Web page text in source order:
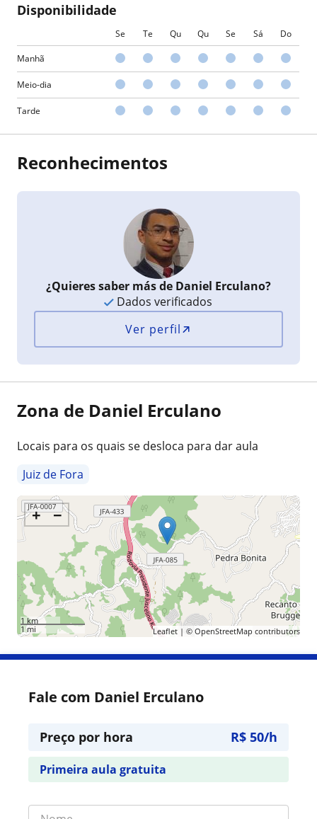
Disponibilidade
Se Te Qu Qu Se Sá Do
Manhã
Meio-dia
Tarde
Reconhecimentos
¿Quieres saber más de Daniel Erculano?
Dados verificados
Ver perfil
Zona de Daniel Erculano
Locais para os quais se desloca para dar aula
Juiz de Fora
+ −
1 km
1 mi
Leaflet| © OpenStreetMap contributors
Fale com Daniel Erculano
Preço por hora R$ 50/h
Primeira aula gratuita